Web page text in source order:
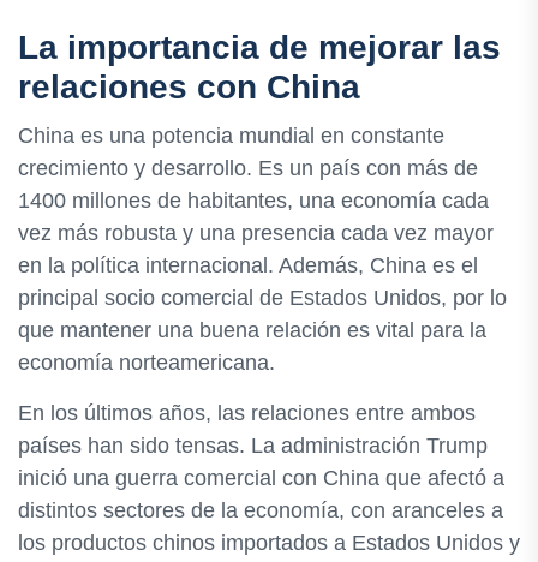
La importancia de mejorar las
relaciones con China
China es una potencia mundial en constante
crecimiento y desarrollo. Es un país con más de
1400 millones de habitantes, una economía cada
vez más robusta y una presencia cada vez mayor
en la política internacional. Además, China es el
principal socio comercial de Estados Unidos, por lo
que mantener una buena relación es vital para la
economía norteamericana.
En los últimos años, las relaciones entre ambos
países han sido tensas. La administración Trump
inició una guerra comercial con China que afectó a
distintos sectores de la economía, con aranceles a
los productos chinos importados a Estados Unidos y